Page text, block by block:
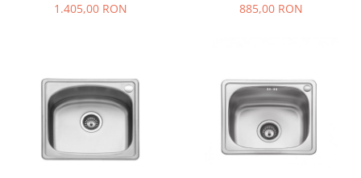
1.405,00 RON
885,00 RON